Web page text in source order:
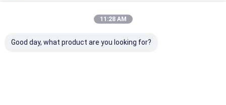
11:28 AM
Good day, what product are you looking for?